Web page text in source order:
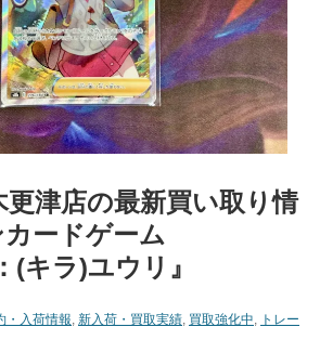
更津店の最新買い取り情
カードゲーム
(キラ)ユウリ』
・入荷情報, 新入荷・買取実績, 買取強化中, トレー